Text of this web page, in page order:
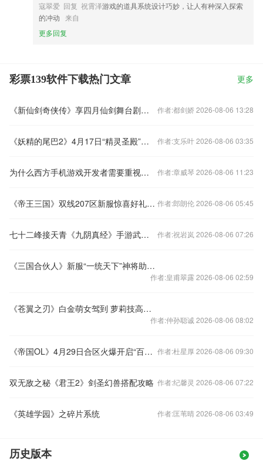
寇翠爱 回复 祝霄泽游戏的道具系统设计巧妙，让人有种深入探索
的冲动 来自
更多回复
彩票139软件下载热门文章 更多
《新仙剑奇侠传》享四月仙剑舞台剧眼球饕餮盛宴 作者:都剑娇 2026-08-06 13:28
《妖精的尾巴2》4月17日“精灵圣殿”开服同庆 作者:支乐叶 2026-08-06 03:35
为什么西方手机游戏开发者需要重视盗版问题 作者:章威琴 2026-08-06 11:23
《帝王三国》双线207区新服惊喜好礼不停拿 作者:郎朗伦 2026-08-06 05:45
七十二峰接天青《九阴真经》手游武当场景揭秘 作者:祝岩岚 2026-08-06 07:26
《三国合伙人》新服“一统天下”神将助您称霸三合
作者:皇甫翠露 2026-08-06 02:59
《苍翼之刃》白金萌女驾到 萝莉技高诱惑难挡
作者:仲孙聪诚 2026-08-06 08:02
《帝国OL》4月29日合区火爆开启“百花争鸣” 作者:杜星厚 2026-08-06 09:30
双无敌之秘《君王2》剑圣幻兽搭配攻略 作者:纪馨灵 2026-08-06 07:22
《英雄学园》之碎片系统 作者:匡苇晴 2026-08-06 03:49
历史版本